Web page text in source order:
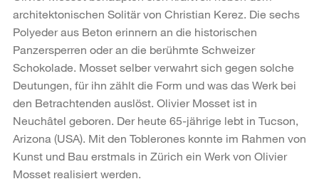
architektonischen Solitär von Christian Kerez. Die sechs
Polyeder aus Beton erinnern an die historischen
Panzersperren oder an die berühmte Schweizer
Schokolade. Mosset selber verwahrt sich gegen solche
Deutungen, für ihn zählt die Form und was das Werk bei
den Betrachtenden auslöst. Olivier Mosset ist in
Neuchâtel geboren. Der heute 65-jährige lebt in Tucson,
Arizona (USA). Mit den Toblerones konnte im Rahmen von
Kunst und Bau erstmals in Zürich ein Werk von Olivier
Mosset realisiert werden.